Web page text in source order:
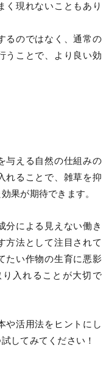
く現れないこともあり
るのではなく、通常の
うことで、より良い効
与える自然の仕組みの
れることで、雑草を抑
果が期待できます。
分による見えない働き
方法として注目されて
たい作物の生育に悪影
入れることが大切で
や活用法をヒントにし
してみてください！